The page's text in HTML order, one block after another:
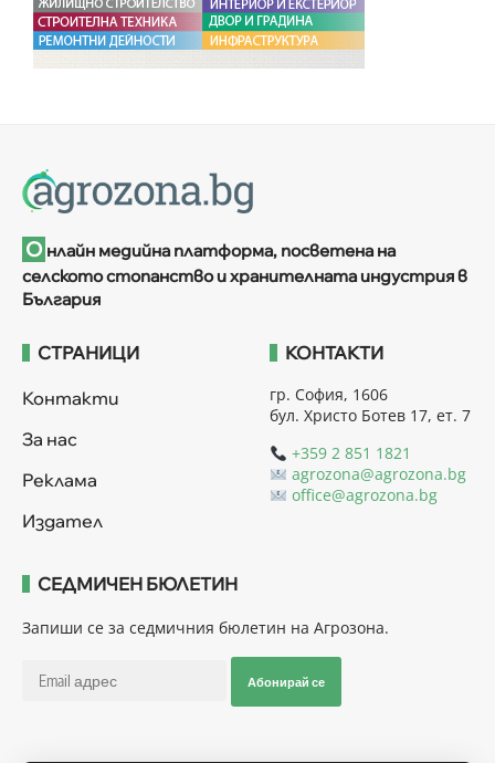
О нлайн медийна платформа, посветена на
селското стопанство и хранителната индустрия в
България
СТРАНИЦИ
Контакти
За нас
Реклама
Издател
КОНТАКТИ
гр. София, 1606
бул. Христо Ботев 17, ет. 7
+359 2 851 1821
agrozona@agrozona.bg
office@agrozona.bg
СЕДМИЧЕН БЮЛЕТИН
Запиши се за седмичния бюлетин на Агрозона.
Абонирай се